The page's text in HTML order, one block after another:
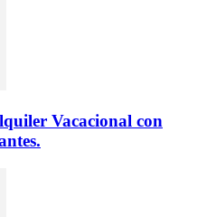
Vacacional con